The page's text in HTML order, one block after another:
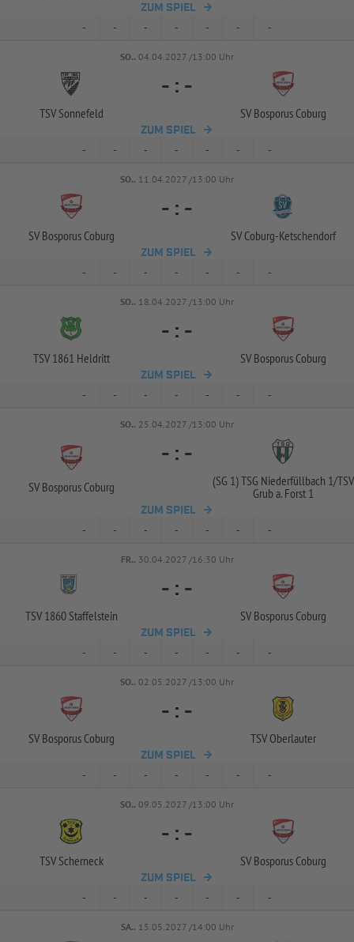
ZUM SPIEL
- - - - - - -
SO.. 04.04.2027 /13:00 Uhr
TSV Sonnefeld
- : -
SV Bosporus Coburg
ZUM SPIEL
- - - - - - -
SO.. 11.04.2027 /13:00 Uhr
SV Bosporus Coburg
- : -
SV Coburg-Ketschendorf
ZUM SPIEL
- - - - - - -
SO.. 18.04.2027 /13:00 Uhr
TSV 1861 Heldritt
- : -
SV Bosporus Coburg
ZUM SPIEL
- - - - - - -
SO.. 25.04.2027 /13:00 Uhr
SV Bosporus Coburg
- : -
(SG 1) TSG Niederfüllbach 1/TSV
Grub a. Forst 1
ZUM SPIEL
- - - - - - -
FR.. 30.04.2027 /16:30 Uhr
TSV 1860 Staffelstein
- : -
SV Bosporus Coburg
ZUM SPIEL
- - - - - - -
SO.. 02.05.2027 /13:00 Uhr
SV Bosporus Coburg
- : -
TSV Oberlauter
ZUM SPIEL
- - - - - - -
SO.. 09.05.2027 /13:00 Uhr
TSV Scherneck
- : -
SV Bosporus Coburg
ZUM SPIEL
- - - - - - -
SA.. 15.05.2027 /14:00 Uhr